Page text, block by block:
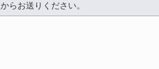
からお送りください。